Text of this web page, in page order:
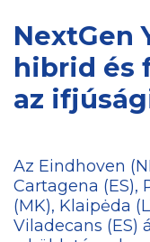
NextGen
hibrid és
az
Az Eindhoven
Cartagena (ES),
(MK), Klaipėda
Viladecans (ES)